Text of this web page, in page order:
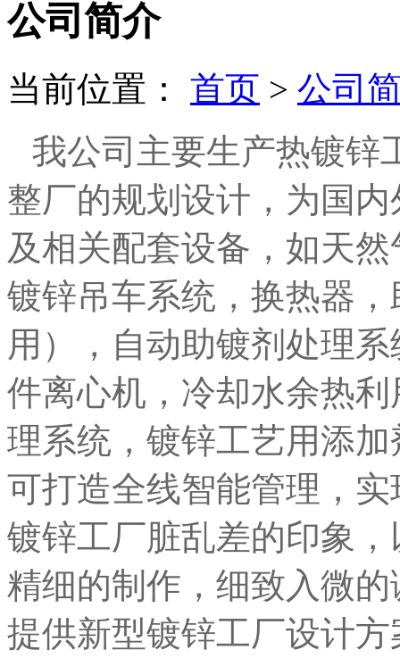
公司简介
当前位置： 首页 > 公司
我公司主要生产热镀锌
整厂的规划设计，为国
及相关配套设备，如天
镀锌吊车系统，换热器
用），自动助镀剂处理
件离心机，冷却水余热
理系统，镀锌工艺用添
可打造全线智能管理，
镀锌工厂脏乱差的印象
精细的制作，细致入微
提供新型镀锌工厂设计方